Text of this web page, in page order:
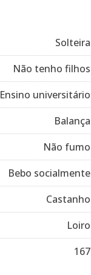
Solteira
Não tenho filhos
Ensino universitário
Balança
Não fumo
Bebo socialmente
Castanho
Loiro
167